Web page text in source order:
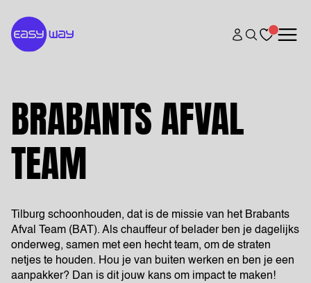
BRABANTS AFVAL
TEAM
Tilburg schoonhouden, dat is de missie van het Brabants
Afval Team (BAT). Als chauffeur of belader ben je dagelijks
onderweg, samen met een hecht team, om de straten
netjes te houden. Hou je van buiten werken en ben je een
aanpakker? Dan is dit jouw kans om impact te maken!